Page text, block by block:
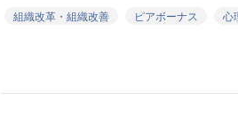
組織改革・組織改善 ピアボーナス
心